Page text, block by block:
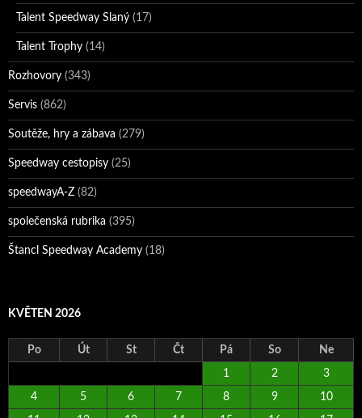
Talent Speedway Slaný (17)
Talent Trophy (14)
Rozhovory (343)
Servis (862)
Soutěže, hry a zábava (279)
Speedway cestopisy (25)
speedwayA-Z (82)
společenská rubrika (395)
Štancl Speedway Academy (18)
KVĚTEN 2026
Po Út St Čt Pá So Ne
1 2 3
4 5 6 7 8 9 10